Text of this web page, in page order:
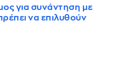
για συνάντηση με
να επιλυθούν